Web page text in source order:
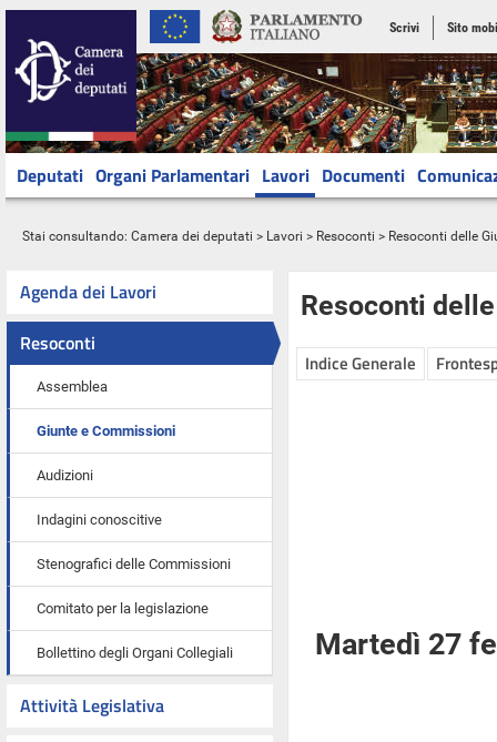
Scrivi Sito
Deputati Organi Parlamentari Lavori Documenti
Stai consultando: Camera dei deputati > Lavori > Resoconti > Resoconti delle
Agenda dei Lavori
Resoconti
Assemblea
Giunte e Commissioni
Audizioni
Indagini conoscitive
Stenografici delle Commissioni
Comitato per la legislazione
Bollettino degli Organi Collegiali
Attività Legislativa
Resoconti
Indice Generale
Martedì 27